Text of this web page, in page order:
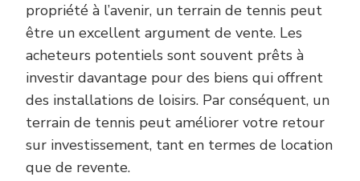
propriété à l’avenir, un terrain de tennis peut
être un excellent argument de vente. Les
acheteurs potentiels sont souvent prêts à
investir davantage pour des biens qui offrent
des installations de loisirs. Par conséquent, un
terrain de tennis peut améliorer votre retour
sur investissement, tant en termes de location
que de revente.